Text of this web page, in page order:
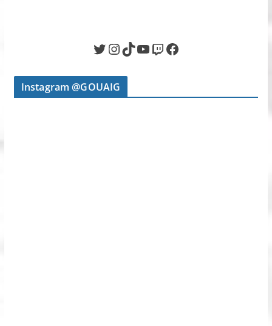
Twitter InstagramTikTok YouTube Twitch Facebook
Instagram @GOUAIG